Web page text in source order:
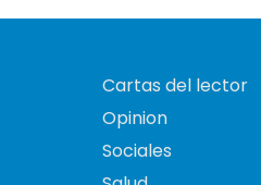
Cartas del lector
Opinion
Sociales